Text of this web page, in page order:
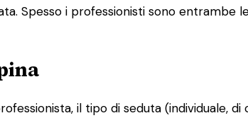
Spesso i professionisti sono entrambe
il tipo di seduta (individuale,